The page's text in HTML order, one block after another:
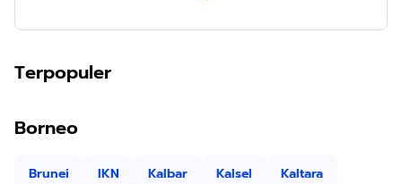
Terpopuler
Borneo
Brunei IKN Kalbar Kalsel
Kaltara